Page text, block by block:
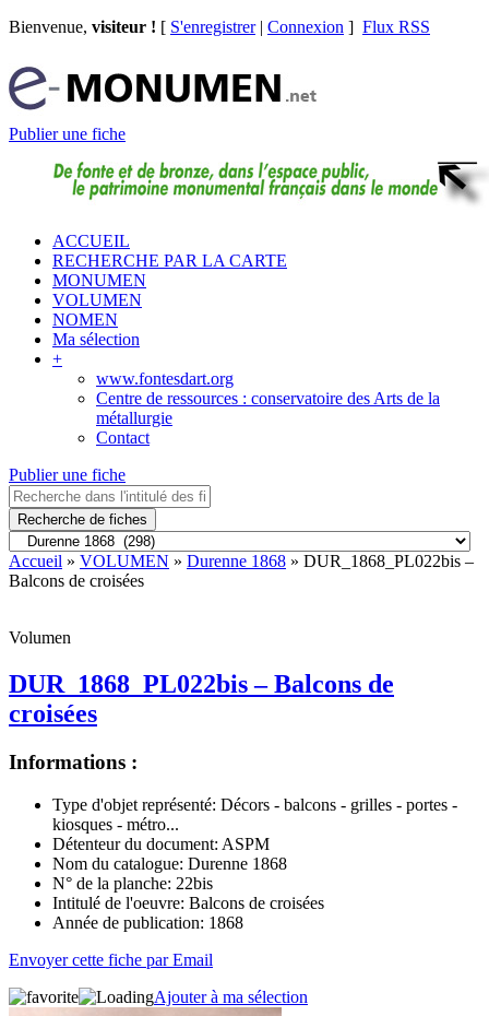
Bienvenue, visiteur ! [ S'enregistrer| Connexion ] Flux RSS
Publier une fiche
ACCUEIL
RECHERCHE PAR LA CARTE
MONUMEN
VOLUMEN
NOMEN
Ma sélection
+
www.fontesdart.org
Centre de ressources : conservatoire des Arts de la
métallurgie
Contact
Publier une fiche
Recherche de fiches
Accueil » VOLUMEN » Durenne 1868 » DUR_1868_PL022bis –
Balcons de croisées
Volumen
DUR_1868_PL022bis – Balcons de
croisées
Informations :
Type d'objet représenté: Décors - balcons - grilles - portes -
kiosques - métro...
Détenteur du document: ASPM
Nom du catalogue: Durenne 1868
N° de la planche: 22bis
Intitulé de l'oeuvre: Balcons de croisées
Année de publication: 1868
Envoyer cette fiche par Email
Ajouter à ma sélection